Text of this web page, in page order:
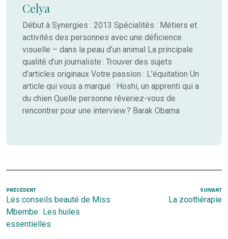
Celya
Début à Synergies : 2013 Spécialités : Métiers et
activités des personnes avec une déficience
visuelle – dans la peau d’un animal La principale
qualité d’un journaliste : Trouver des sujets
d’articles originaux Votre passion : L’équitation Un
article qui vous a marqué : Hoshi, un apprenti qui a
du chien Quelle personne rêveriez-vous de
rencontrer pour une interview ? Barak Obama
Navigation
de
l’article
Article
précédent
PRÉCÉDENT
Les conseils beauté de Miss
Mbembe : Les huiles
essentielles
SUIVANT
La zoothérapie